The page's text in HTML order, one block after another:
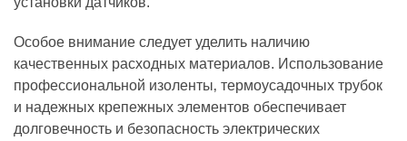
Особое внимание следует уделить наличию
качественных расходных материалов. Использование
профессиональной изоленты‚ термоусадочных трубок
и надежных крепежных элементов обеспечивает
долговечность и безопасность электрических